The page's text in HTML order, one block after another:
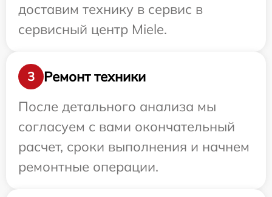
доставим технику в сервис в
сервисный центр Miele.
3
Ремонт техники
После детального анализа мы
согласуем с вами окончательный
расчет, сроки выполнения и начнем
ремонтные операции.